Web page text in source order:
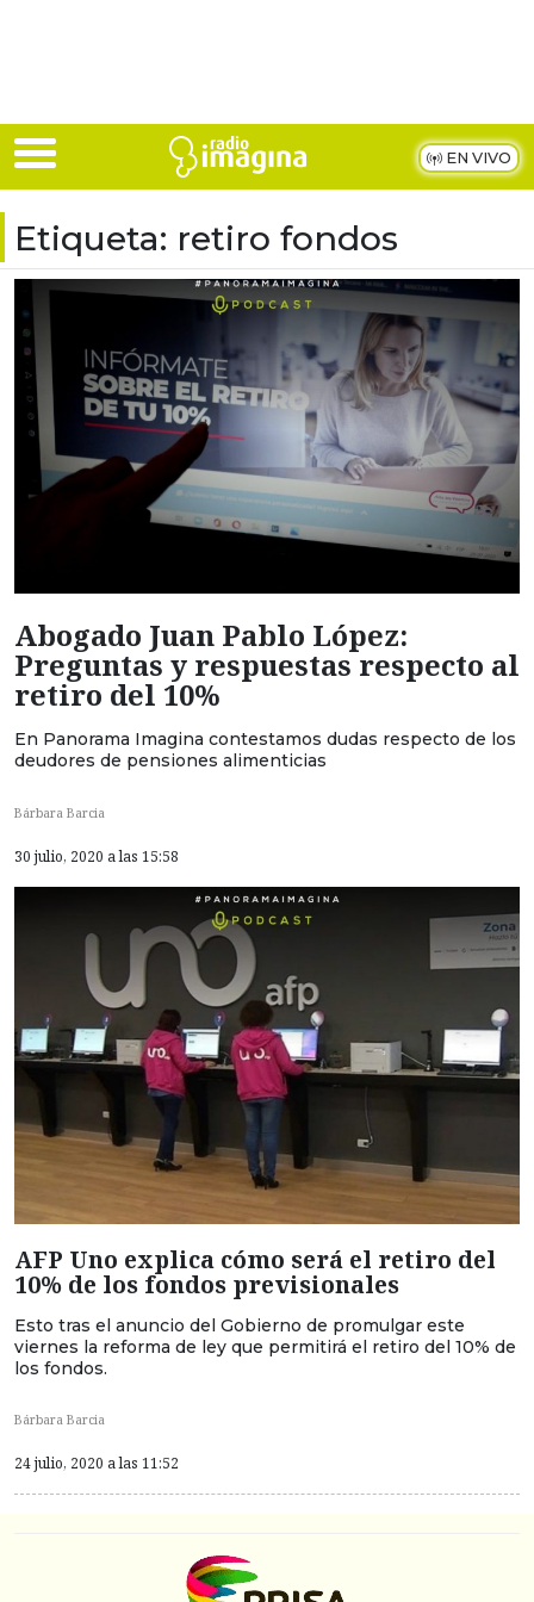
EN VIVO
Etiqueta: retiro fondos
Abogado Juan Pablo López:
Preguntas y respuestas respecto al
retiro del 10%
En Panorama Imagina contestamos dudas respecto de los
deudores de pensiones alimenticias
Bárbara Barcia
30 julio, 2020 a las 15:58
AFP Uno explica cómo será el retiro del
10% de los fondos previsionales
Esto tras el anuncio del Gobierno de promulgar este
viernes la reforma de ley que permitirá el retiro del 10% de
los fondos.
Bárbara Barcia
24 julio, 2020 a las 11:52